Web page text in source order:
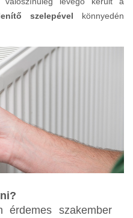
szelepével könnyedén
érdemes szakember